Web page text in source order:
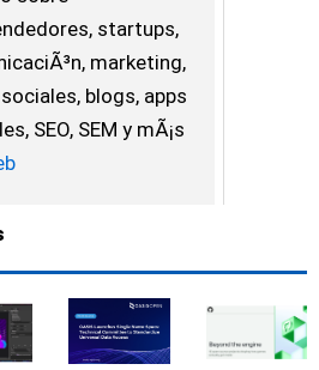
startups,
marketing,
blogs, apps
SEO, SEM y mÃ¡s